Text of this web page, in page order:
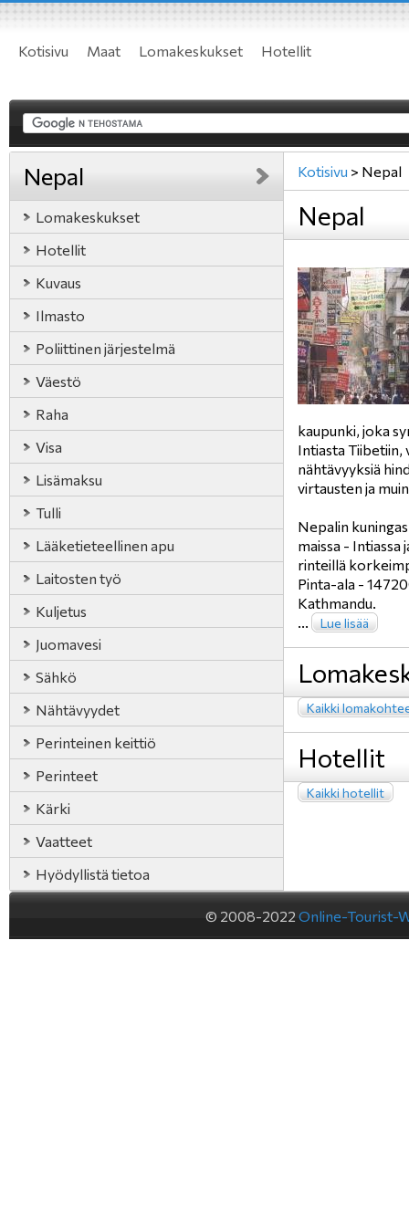
Kotisivu Maat Lomakeskukset Hotellit
Nepal
Lomakeskukset
Hotellit
Kuvaus
Ilmasto
Poliittinen järjestelmä
Väestö
Raha
Visa
Lisämaksu
Tulli
Lääketieteellinen apu
Laitosten työ
Kuljetus
Juomavesi
Sähkö
Nähtävyydet
Perinteinen keittiö
Perinteet
Kärki
Vaatteet
Hyödyllistä tietoa
Kotisivu > Nepal
Nepal
kaupunki, joka
Intiasta Tiibetiin,
nähtävyyksiä
virtausten ja
Nepalin
maissa - Intiassa
rinteillä
Pinta-ala -
Kathmandu.
...
Lue lisää
Kaikki
Hotellit
Kaikki hotellit
© 2008-2022 Online-Tourist-